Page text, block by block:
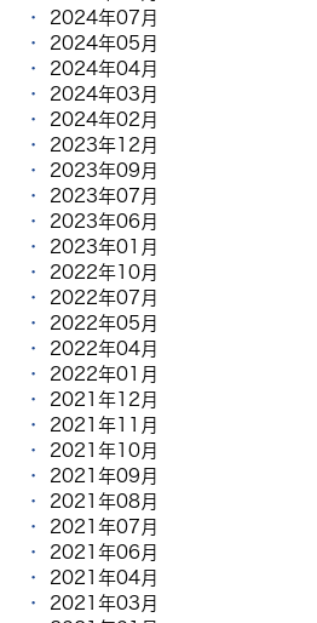
2024年07月
2024年05月
2024年04月
2024年03月
2024年02月
2023年12月
2023年09月
2023年07月
2023年06月
2023年01月
2022年10月
2022年07月
2022年05月
2022年04月
2022年01月
2021年12月
2021年11月
2021年10月
2021年09月
2021年08月
2021年07月
2021年06月
2021年04月
2021年03月